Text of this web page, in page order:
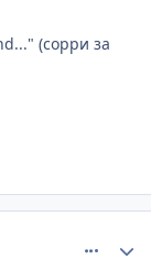
(сорри за